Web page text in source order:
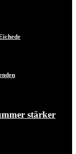
stärker